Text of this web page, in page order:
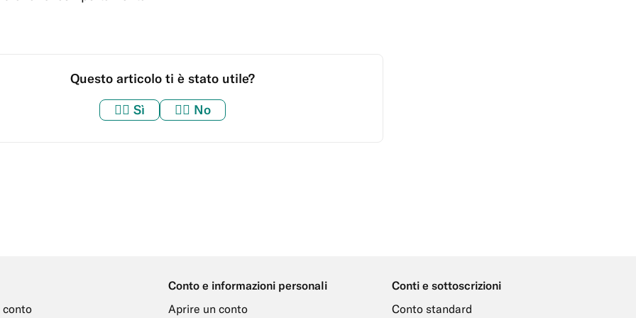
Questo articolo ti è stato utile?
👍🏼Sì 👎🏼 No
conto
Conto e informazioni personali
Aprire un conto
Conti e sottoscrizioni
Conto standard